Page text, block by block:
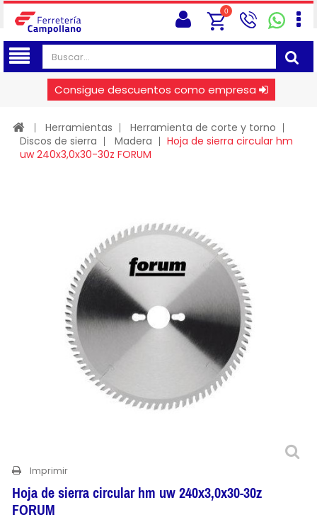
0
Consigue descuentos como empresa
Herramientas
Herramienta de corte y torno
Discos de sierra
Madera
Hoja de sierra circular hm
uw 240x3,0x30-30z FORUM
Imprimir
Hoja de sierra circular hm uw 240x3,0x30-30z
FORUM